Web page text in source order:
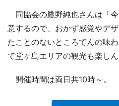
同協会の鷹野純也さんは「
意するので、おかず感覚やデ
たことのないところてんの味
て堂ヶ島エリアの観光も楽し
開催時間は両日共10時～。